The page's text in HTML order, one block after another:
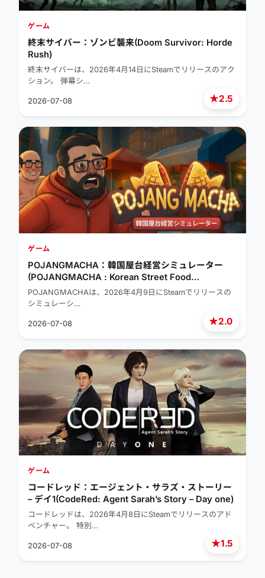
★2.5
ゲーム
終末サイバー：ゾンビ襲来(Doom Survivor: Horde
Rush)
終末サイバーは、2026年4月14日にSteamでリリースのアク
ション。 弾幕シ…
2026-07-08
★2.0
ゲーム
POJANGMACHA：韓国屋台経営シミュレーター
(POJANGMACHA : Korean Street Food
Management Simulator)
POJANGMACHAは、2026年4月9日にSteamでリリースの
シミュレーシ…
2026-07-08
★1.5
ゲーム
コードレッド：エージェント・サラズ・ストーリー
– デイ1(CodeRed: Agent Sarah’s Story – Day one)
コードレッドは、2026年4月8日にSteamでリリースのアド
ベンチャー。 特別…
2026-07-08